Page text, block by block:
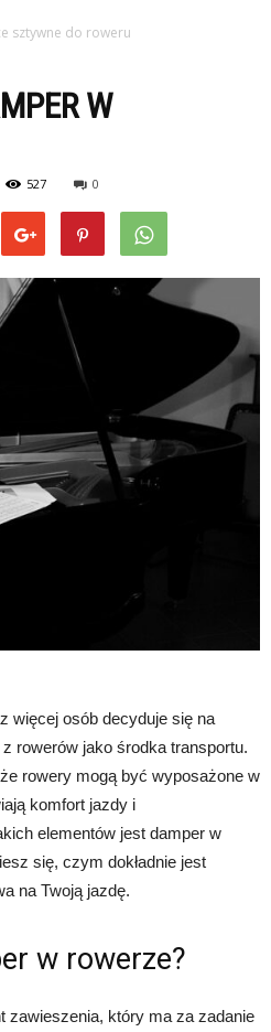
sztywne do roweru
W
527 0
więcej osób decyduje się na
rowerów jako środka transportu.
rowery mogą być wyposażone w
komfort jazdy i
elementów jest damper w
się, czym dokładnie jest
na Twoją jazdę.
w rowerze?
zawieszenia, który ma za zadanie